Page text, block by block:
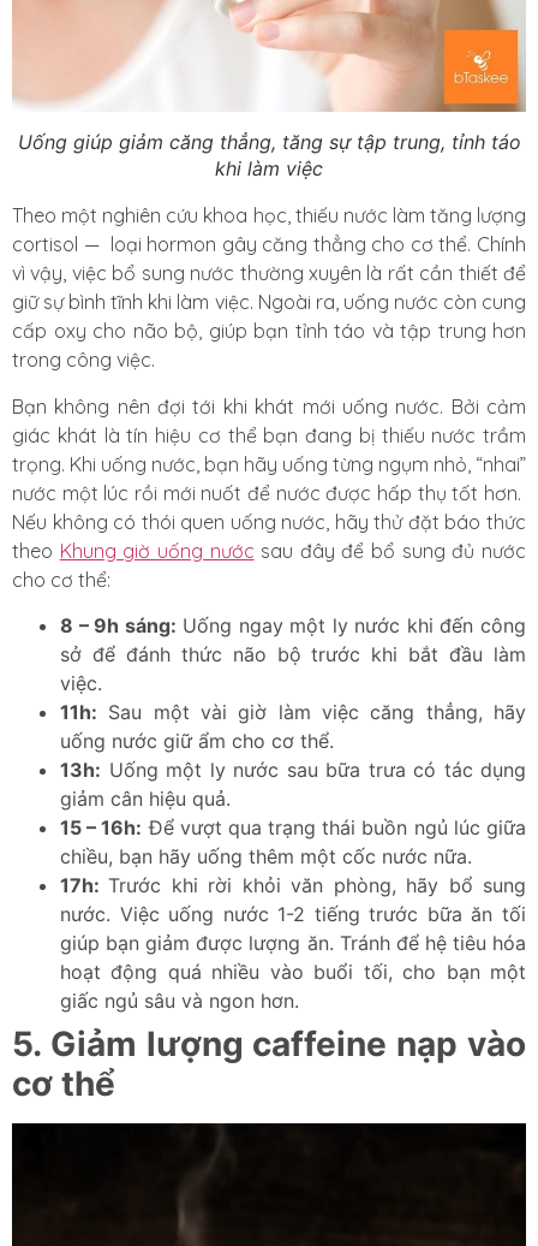
Uống giúp giảm căng thẳng, tăng sự tập trung, tỉnh táo
khi làm việc
Theo một nghiên cứu khoa học, thiếu nước làm tăng lượng
cortisol — loại hormon gây căng thẳng cho cơ thể. Chính
vì vậy, việc bổ sung nước thường xuyên là rất cần thiết để
giữ sự bình tĩnh khi làm việc. Ngoài ra, uống nước còn cung
cấp oxy cho não bộ, giúp bạn tỉnh táo và tập trung hơn
trong công việc.
Bạn không nên đợi tới khi khát mới uống nước. Bởi cảm
giác khát là tín hiệu cơ thể bạn đang bị thiếu nước trầm
trọng. Khi uống nước, bạn hãy uống từng ngụm nhỏ, “nhai”
nước một lúc rồi mới nuốt để nước được hấp thụ tốt hơn.
Nếu không có thói quen uống nước, hãy thử đặt báo thức
theo Khung giờ uống nước sau đây để bổ sung đủ nước
cho cơ thể:
8 – 9h sáng: Uống ngay một ly nước khi đến công
sở để đánh thức não bộ trước khi bắt đầu làm
việc.
11h: Sau một vài giờ làm việc căng thẳng, hãy
uống nước giữ ẩm cho cơ thể.
13h: Uống một ly nước sau bữa trưa có tác dụng
giảm cân hiệu quả.
15 – 16h: Để vượt qua trạng thái buồn ngủ lúc giữa
chiều, bạn hãy uống thêm một cốc nước nữa.
17h:Trước khi rời khỏi văn phòng, hãy bổ sung
nước. Việc uống nước 1-2 tiếng trước bữa ăn tối
giúp bạn giảm được lượng ăn. Tránh để hệ tiêu hóa
hoạt động quá nhiều vào buổi tối, cho bạn một
giấc ngủ sâu và ngon hơn.
5. Giảm lượng caffeine nạp vào
cơ thể